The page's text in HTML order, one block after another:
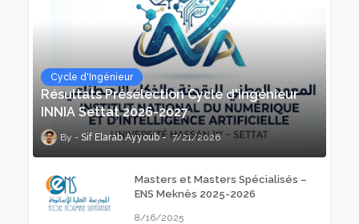
Cycle d'Ingénieur
Résultats Présélection Cycle d'ingénieur
INNIA Settat 2026-2027
Sif Elarab Ayyoub 7/21/2026
Masters et Masters Spécialisés –
ENS Meknès 2025-2026
8/16/2025